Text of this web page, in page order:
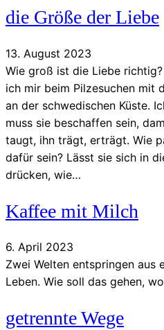
die Größe der Liebe
13. August 2023
Wie groß ist die Liebe
ich mir beim Pilzesuchen mit
an der schwedischen Küste.
muss sie beschaffen sein,
taugt, ihn trägt, erträgt. Wie
dafür sein? Lässt sie sich in
drücken, wie…
Kaffee mit Milch
6. April 2023
Zwei Welten entspringen aus
Leben. Wie soll das gehen,
getrennte Wege